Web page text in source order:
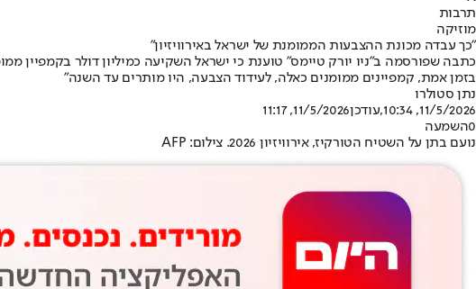
תרבות
מוזיקה
"כך עבדה מכונת ההצבעות הממומנת של ישראל באירוויזיון"
בזמן אמת, קמפיינים ממומנים כאלה, לעידוד הצבעה, היו מותרים עד השנה"
נתן סטולרו
11/5/2026, 10:34
,עודכן11/5/2026, 11:17
0השמעה
נועם בתן על השטיח הטורקיז, אירוויזיון 2026. צילום: AFP